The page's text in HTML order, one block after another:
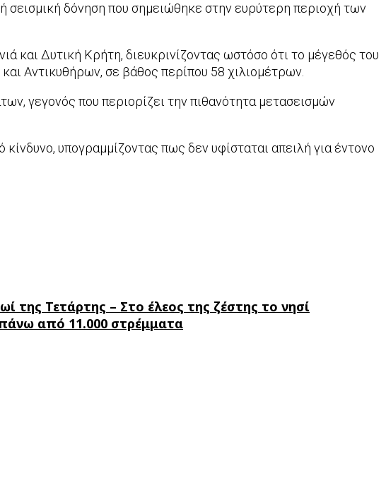
δόνηση που σημειώθηκε στην ευρύτερη περιοχή των
Δυτική Κρήτη, διευκρινίζοντας ωστόσο ότι το μέγεθός του
Αντικυθήρων, σε βάθος περίπου 58 χιλιομέτρων.
γεγονός που περιορίζει την πιθανότητα μετασεισμών
υπογραμμίζοντας πως δεν υφίσταται απειλή για έντονο
της Τετάρτης – Στο έλεος της ζέστης το νησί
από 11.000 στρέμματα